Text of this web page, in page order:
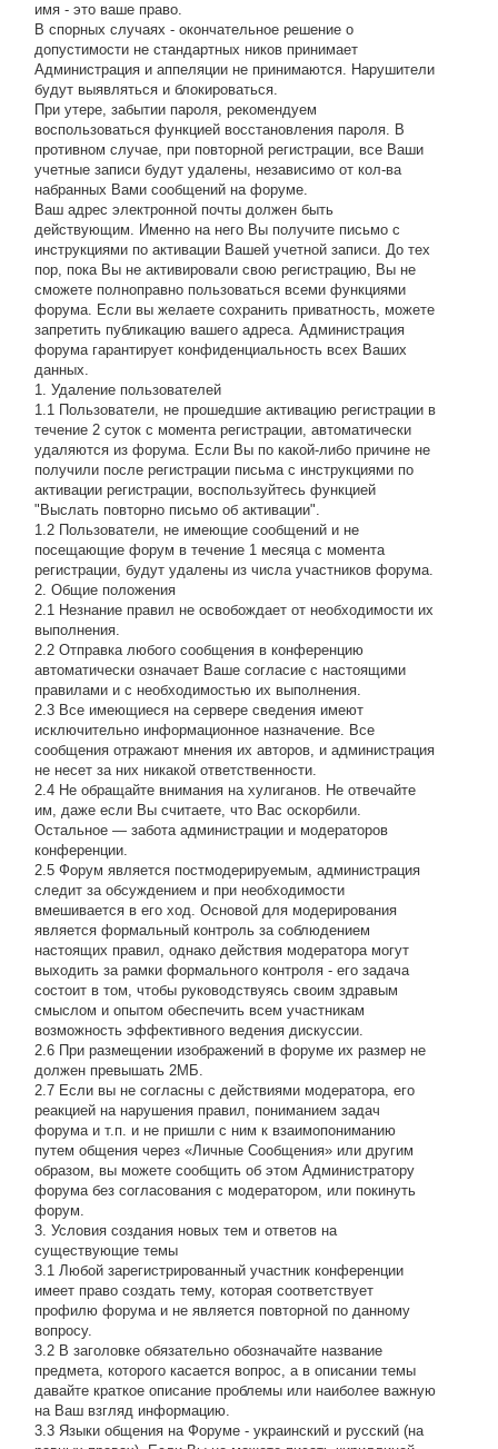
имя - это ваше право.
В спорных случаях - окончательное решение о
допустимости не стандартных ников принимает
Администрация и аппеляции не принимаются. Нарушители
будут выявляться и блокироваться.
При утере, забытии пароля, рекомендуем
воспользоваться функцией восстановления пароля. В
противном случае, при повторной регистрации, все Ваши
учетные записи будут удалены, независимо от кол-ва
набранных Вами сообщений на форуме.
Ваш адрес электронной почты должен быть
действующим. Именно на него Вы получите письмо с
инструкциями по активации Вашей учетной записи. До тех
пор, пока Вы не активировали свою регистрацию, Вы не
сможете полноправно пользоваться всеми функциями
форума. Если вы желаете сохранить приватность, можете
запретить публикацию вашего адреса. Администрация
форума гарантирует конфиденциальность всех Ваших
данных.
1. Удаление пользователей
1.1 Пользователи, не прошедшие активацию регистрации в
течение 2 суток с момента регистрации, автоматически
удаляются из форума. Если Вы по какой-либо причине не
получили после регистрации письма с инструкциями по
активации регистрации, воспользуйтесь функцией
"Выслать повторно письмо об активации".
1.2 Пользователи, не имеющие сообщений и не
посещающие форум в течение 1 месяца с момента
регистрации, будут удалены из числа участников форума.
2. Общие положения
2.1 Hезнание правил не освобождает от необходимости их
выполнения.
2.2 Отправка любого сообщения в конференцию
автоматически означает Ваше согласие с настоящими
правилами и с необходимостью их выполнения.
2.3 Все имеющиеся на сервере сведения имеют
исключительно информационное назначение. Все
сообщения отражают мнения их авторов, и администрация
не несет за них никакой ответственности.
2.4 Не обращайте внимания на хулиганов. Не отвечайте
им, даже если Вы считаете, что Вас оскорбили.
Остальное — забота администрации и модераторов
конференции.
2.5 Форум является постмодерируемым, администрация
следит за обсуждением и при необходимости
вмешивается в его ход. Основой для модерирования
является формальный контроль за соблюдением
настоящих правил, однако действия модератора могут
выходить за рамки формального контроля - его задача
состоит в том, чтобы руководствуясь своим здравым
смыслом и опытом обеспечить всем участникам
возможность эффективного ведения дискуссии.
2.6 При размещении изображений в форуме их размер не
должен превышать 2МБ.
2.7 Если вы не согласны с действиями модератора, его
реакцией на нарушения правил, пониманием задач
форума и т.п. и не пришли с ним к взаимопониманию
путем общения через «Личные Сообщения» или другим
образом, вы можете сообщить об этом Администратору
форума без согласования с модератором, или покинуть
форум.
3. Условия создания новых тем и ответов на
существующие темы
3.1 Любой зарегистрированный участник конференции
имеет право создать тему, которая соответствует
профилю форума и не является повторной по данному
вопросу.
3.2 В заголовке обязательно обозначайте название
предмета, которого касается вопрос, а в описании темы
давайте краткое описание проблемы или наиболее важную
на Ваш взгляд информацию.
3.3 Языки общения на Форуме - украинский и русский (на